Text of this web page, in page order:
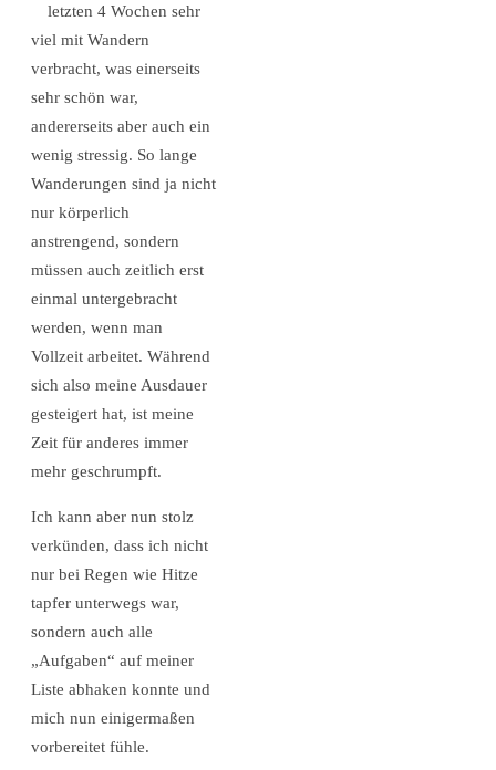
letzten 4 Wochen sehr
viel mit Wandern
verbracht, was einerseits
sehr schön war,
andererseits aber auch ein
wenig stressig. So lange
Wanderungen sind ja nicht
nur körperlich
anstrengend, sondern
müssen auch zeitlich erst
einmal untergebracht
werden, wenn man
Vollzeit arbeitet. Während
sich also meine Ausdauer
gesteigert hat, ist meine
Zeit für anderes immer
mehr geschrumpft.
Ich kann aber nun stolz
verkünden, dass ich nicht
nur bei Regen wie Hitze
tapfer unterwegs war,
sondern auch alle
„Aufgaben“ auf meiner
Liste abhaken konnte und
mich nun einigermaßen
vorbereitet fühle.